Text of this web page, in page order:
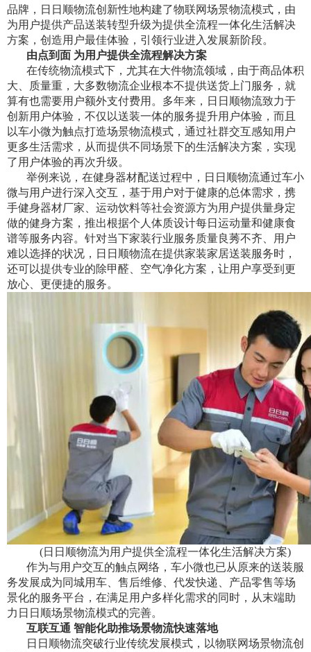
品牌，日日顺物流创新性地构建了物联网场景物流模式，由
为用户提供产品送装转型升级为提供全流程一体化生活解决
方案，创造用户最佳体验，引领行业进入发展新阶段。
由点到面 为用户提供全流程解决方案
在传统物流模式下，尤其在大件物流领域，由于商品体积
大、质量重，大多数物流企业根本不提供送货上门服务，就
算有也需要用户额外支付费用。多年来，日日顺物流致力于
创新用户体验，不仅以送装一体的服务提升用户体验，而且
以车小微为触点打造场景物流模式，通过社群交互感知用户
更多生活需求，从而提供不同场景下的生活解决方案，实现
了用户体验的再次升级。
举例来说，在健身器材配送过程中，日日顺物流通过车小
微与用户进行深入交互，基于用户对于健康的总体需求，携
手健身器材厂家、运动饮料等社会资源方为用户提供量身定
做的健身方案，推出根据个人体质设计每日运动量和健康食
谱等服务内容。针对当下家装行业服务质量良莠不齐、用户
难以选择的状况，日日顺物流在提供家装家居送装服务时，
还可以提供专业的除甲醛、空气净化方案，让用户享受到更
放心、更便捷的服务。
(日日顺物流为用户提供全流程一体化生活解决方案)
作为与用户交互的触点网络，车小微也已从原来的送装服
务发展成为同城用车、售后维修、代发快递、产品零售等场
景化的服务平台，在满足用户多样化需求的同时，从末端助
力日日顺场景物流模式的完善。
互联互通 智能化助推场景物流快速落地
日日顺物流突破行业传统发展模式，以物联网场景物流创